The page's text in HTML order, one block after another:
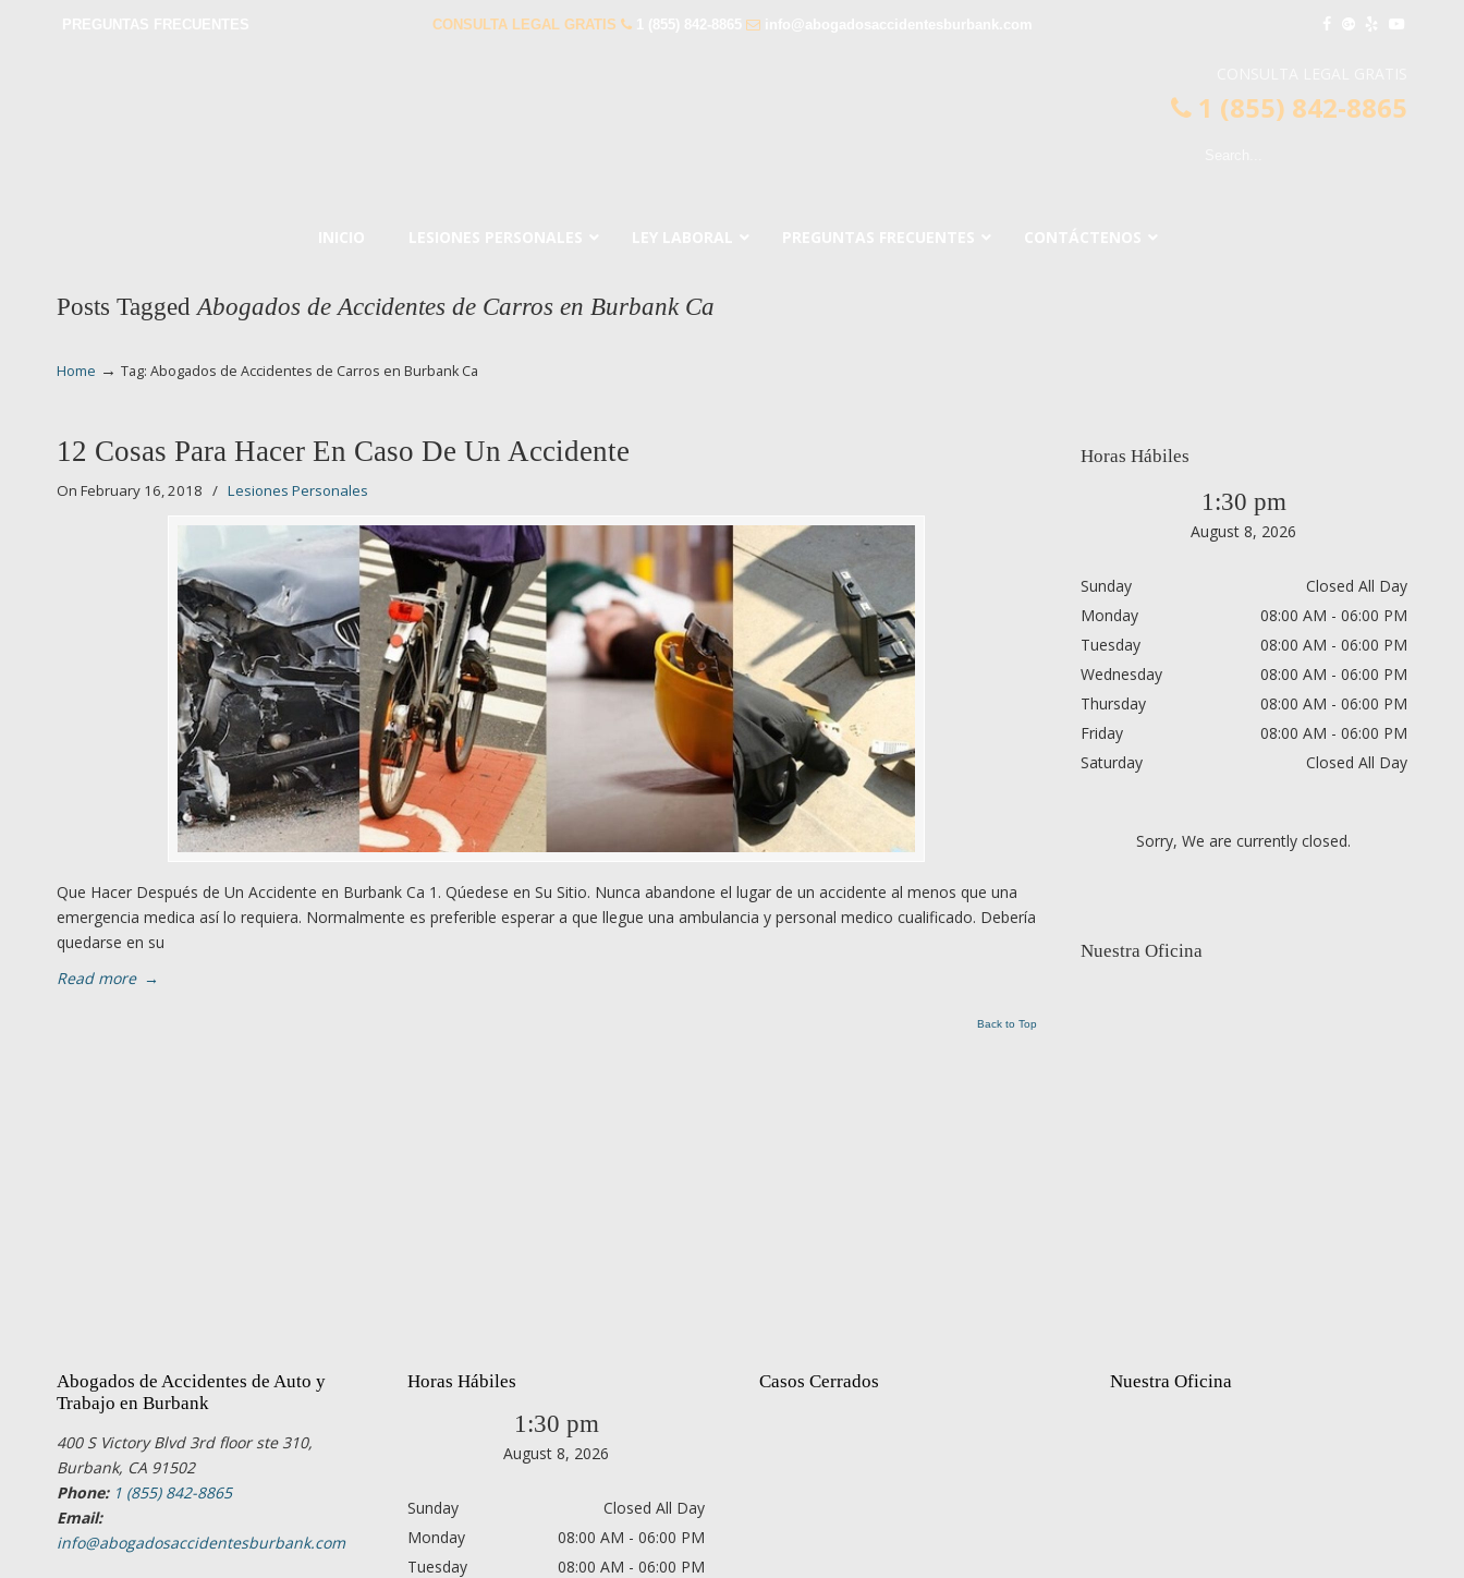
CONSULTA LEGAL GRATIS
1 (855) 842-8865
Posts Tagged Abogados de Accidentes de Carros en Burbank Ca
Home → Tag: Abogados de Accidentes de Carros en Burbank Ca
12 Cosas Para Hacer En Caso De Un Accidente
On February 16, 2018 / Lesiones Personales
Que Hacer Después de Un Accidente en Burbank Ca 1. Qúedese en Su Sitio. Nunca abandone el lugar de un accidente al menos que una
emergencia medica así lo requiera. Normalmente es preferible esperar a que llegue una ambulancia y personal medico cualificado. Debería
quedarse en su
Read more →
Back to Top
Horas Hábiles
1:30 pm
August 8, 2026
Sunday
Closed All Day
Monday
08:00 AM - 06:00 PM
Tuesday
08:00 AM - 06:00 PM
Wednesday
08:00 AM - 06:00 PM
Thursday
08:00 AM - 06:00 PM
Friday
08:00 AM - 06:00 PM
Saturday
Closed All Day
Sorry, We are currently closed.
Nuestra Oficina
Abogados de Accidentes de Auto y
Trabajo en Burbank
400 S Victory Blvd 3rd floor ste 310,
Burbank, CA 91502
Phone: 1 (855) 842-8865
Email:
info@abogadosaccidentesburbank.com
Horas Hábiles
1:30 pm
August 8, 2026
Sunday
Closed All Day
Monday
08:00 AM - 06:00 PM
Tuesday
08:00 AM - 06:00 PM
Casos Cerrados Nuestra Oficina